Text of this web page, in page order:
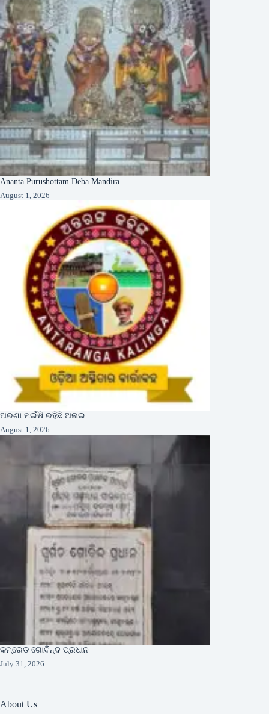
Ananta Purushottam Deba Mandira
August 1, 2026
ଅରଣା ମଇଁଷି ରହିଛି ଅନାଇ
August 1, 2026
କମ୍ରେଡ ଗୋବିନ୍ଦ ପ୍ରଧାନ
July 31, 2026
About Us